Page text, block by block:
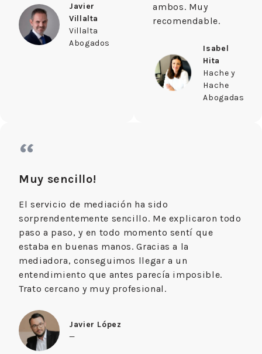
Javier
Villalta
Villalta
Abogados
ambos. Muy
recomendable.
Isabel
Hita
Hache y
Hache
Abogadas
“
Muy sencillo!
El servicio de mediación ha sido
sorprendentemente sencillo. Me explicaron todo
paso a paso, y en todo momento sentí que
estaba en buenas manos. Gracias a la
mediadora, conseguimos llegar a un
entendimiento que antes parecía imposible.
Trato cercano y muy profesional.
Javier López
—